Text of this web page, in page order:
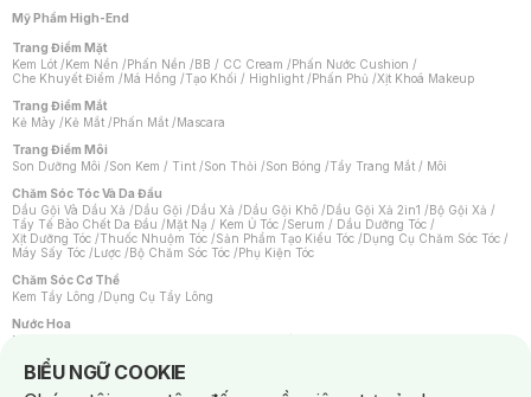
Mỹ Phẩm High-End
Trang Điểm Mặt
Kem Lót /Kem Nền /Phấn Nền /BB / CC Cream /Phấn Nước Cushion /
Che Khuyết Điểm /Má Hồng /Tạo Khối / Highlight /Phấn Phủ /Xịt Khoá Makeup
Trang Điểm Mắt
Kẻ Mày /Kẻ Mắt /Phấn Mắt /Mascara
Trang Điểm Môi
Son Dưỡng Môi /Son Kem / Tint /Son Thỏi /Son Bóng /Tẩy Trang Mắt / Môi
Chăm Sóc Tóc Và Da Đầu
Dầu Gội Và Dầu Xả /Dầu Gội /Dầu Xả /Dầu Gội Khô /Dầu Gội Xả 2in1 /Bộ Gội Xả /
Tẩy Tế Bào Chết Da Đầu /Mặt Nạ / Kem Ủ Tóc /Serum / Dầu Dưỡng Tóc /
Xịt Dưỡng Tóc /Thuốc Nhuộm Tóc /Sản Phẩm Tạo Kiểu Tóc /Dụng Cụ Chăm Sóc Tóc /
Máy Sấy Tóc /Lược /Bộ Chăm Sóc Tóc /Phụ Kiện Tóc
Chăm Sóc Cơ Thể
Kem Tẩy Lông /Dụng Cụ Tẩy Lông
Nước Hoa
Nước Hoa Nữ
Chăm Sóc Cá Nhân
BIỂU NGỮ COOKIE
Notice about cookies usage